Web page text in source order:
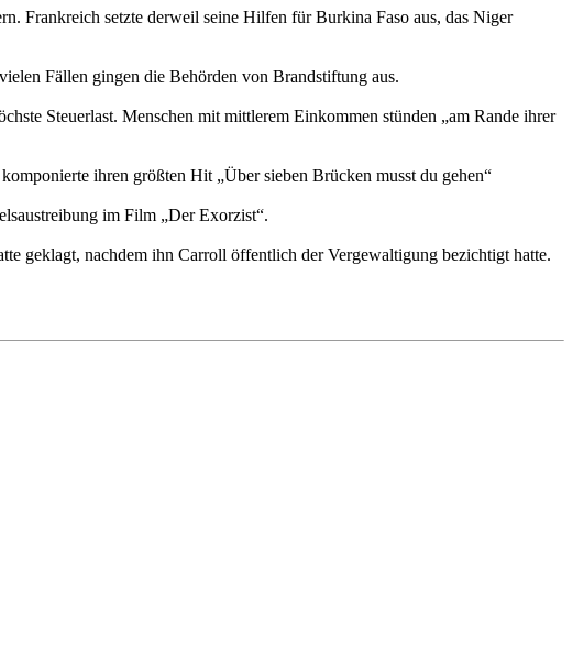
Frankreich setzte derweil seine Hilfen für Burkina Faso aus, das Niger
Fällen gingen die Behörden von Brandstiftung aus.
Steuerlast. Menschen mit mittlerem Einkommen stünden „am Rande ihrer
ihren größten Hit „Über sieben Brücken musst du gehen“
im Film „Der Exorzist“.
geklagt, nachdem ihn Carroll öffentlich der Vergewaltigung bezichtigt hatte.